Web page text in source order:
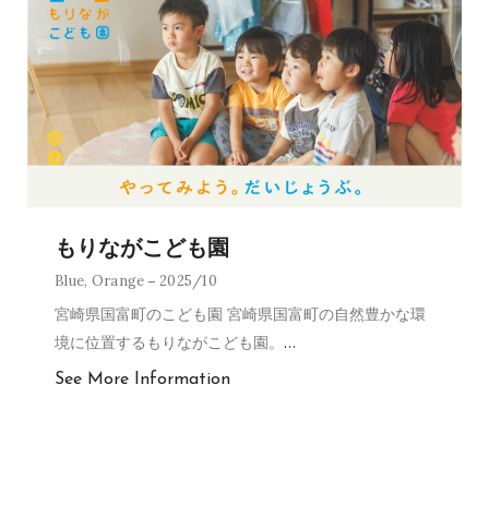
もりながこども園
Blue, Orange 2025/10
宮崎県国富町のこども園 宮崎県国富町の自然豊かな環
境に位置するもりながこども園。 …
See More Information